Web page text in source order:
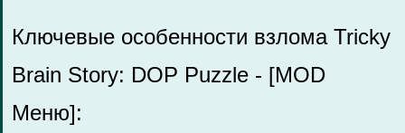
Ключевые особенности взлома Tricky
Brain Story: DOP Puzzle - [MOD
Меню]: